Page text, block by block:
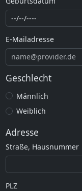
E-Mailadresse
Geschlecht
Männlich
Weiblich
Adresse
Straße, Hausnummer
PLZ